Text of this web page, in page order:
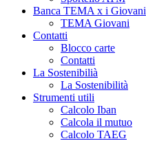
Banca TEMA x i Giovani
TEMA Giovani
Contatti
Blocco carte
Contatti
La Sostenibilià
La Sostenibilità
Strumenti utili
Calcolo Iban
Calcola il mutuo
Calcolo TAEG